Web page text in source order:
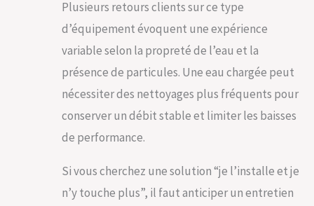
Plusieurs retours clients sur ce type
d’équipement évoquent une expérience
variable selon la propreté de l’eau et la
présence de particules. Une eau chargée peut
nécessiter des nettoyages plus fréquents pour
conserver un débit stable et limiter les baisses
de performance.
Si vous cherchez une solution “je l’installe et je
n’y touche plus”, il faut anticiper un entretien